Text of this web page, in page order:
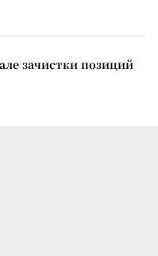
зачистки позиций